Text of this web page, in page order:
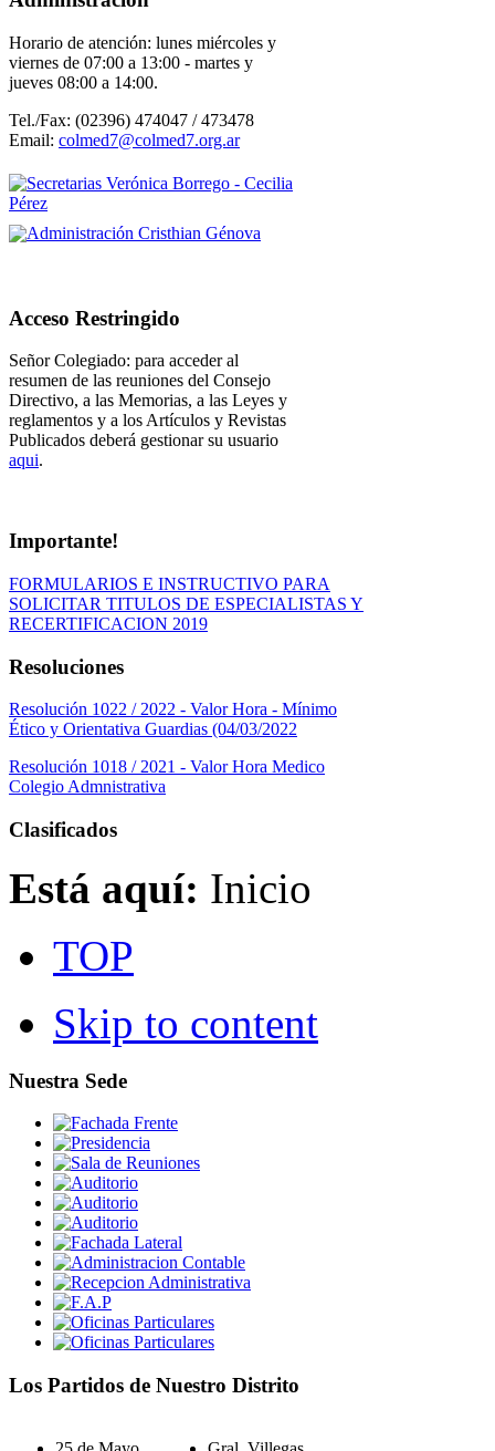
Horario de atención: lunes miércoles y
viernes de 07:00 a 13:00 - martes y
jueves 08:00 a 14:00.
Tel./Fax: (02396) 474047 / 473478
Email: colmed7@colmed7.org.ar
Acceso Restringido
Señor Colegiado: para acceder al
resumen de las reuniones del Consejo
Directivo, a las Memorias, a las Leyes y
reglamentos y a los Artículos y Revistas
Publicados deberá gestionar su usuario
aqui.
Importante!
FORMULARIOS E INSTRUCTIVO PARA
SOLICITAR TITULOS DE ESPECIALISTAS Y
RECERTIFICACION 2019
Resoluciones
Resolución 1022 / 2022 - Valor Hora - Mínimo
Ético y Orientativa Guardias (04/03/2022
Resolución 1018 / 2021 - Valor Hora Medico
Colegio Admnistrativa
Clasificados
Está aquí: Inicio
TOP
Skip to content
Nuestra Sede
Los Partidos de Nuestro Distrito